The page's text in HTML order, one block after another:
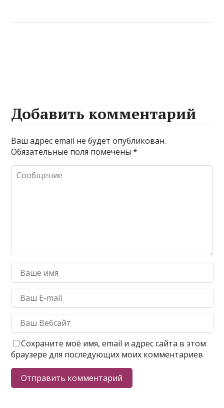
Добавить комментарий
Ваш адрес email не будет опубликован.
Обязательные поля помечены*
Сохраните моё имя, email и адрес сайта в этом
браузере для последующих моих комментариев